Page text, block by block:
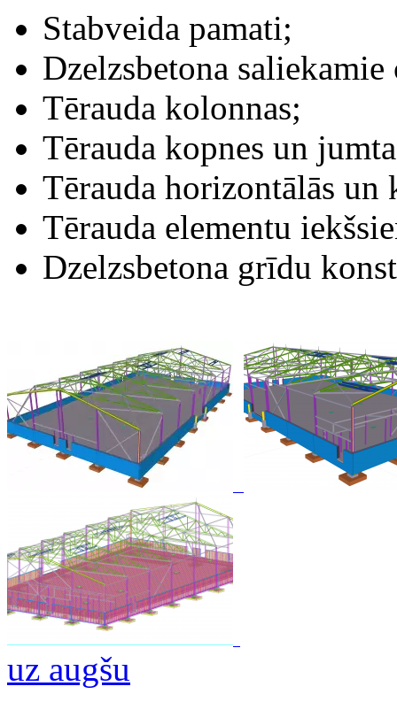
Stabveida pamati;
Dzelzsbetona
Tērauda kolonnas;
Tērauda kopnes un
Tērauda horizontālās un
Tērauda elementu
Dzelzsbetona grīdu
uz augšu